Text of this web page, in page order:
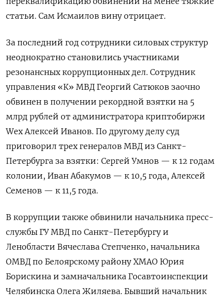
статьи. Сам Исмаилов вину отрицает.
За последний год сотрудники силовых структур
неоднократно становились участниками
резонансных коррупционных дел. Сотрудник
управления «К» МВД Георгий Сатюков заочно
обвинен в получении рекордной взятки на 5
млрд рублей от администратора криптобиржи
Wex Алексей Иванов. По другому делу суд
приговорил трех генералов МВД из Санкт-
Петербурга за взятки: Сергей Умнов — к 12 годам
колонии, Иван Абакумов — к 10,5 года, Алексей
Семенов — к 11,5 года.
В коррупции также обвинили начальника пресс-
службы ГУ МВД по Санкт-Петербургу и
Ленобласти Вячеслава Степченко, начальника
ОМВД по Белоярскому району ХМАО Юрия
Борискина и замначальника Госавтоинспекции
Челябинска Олега Жиляева. Бывший начальник